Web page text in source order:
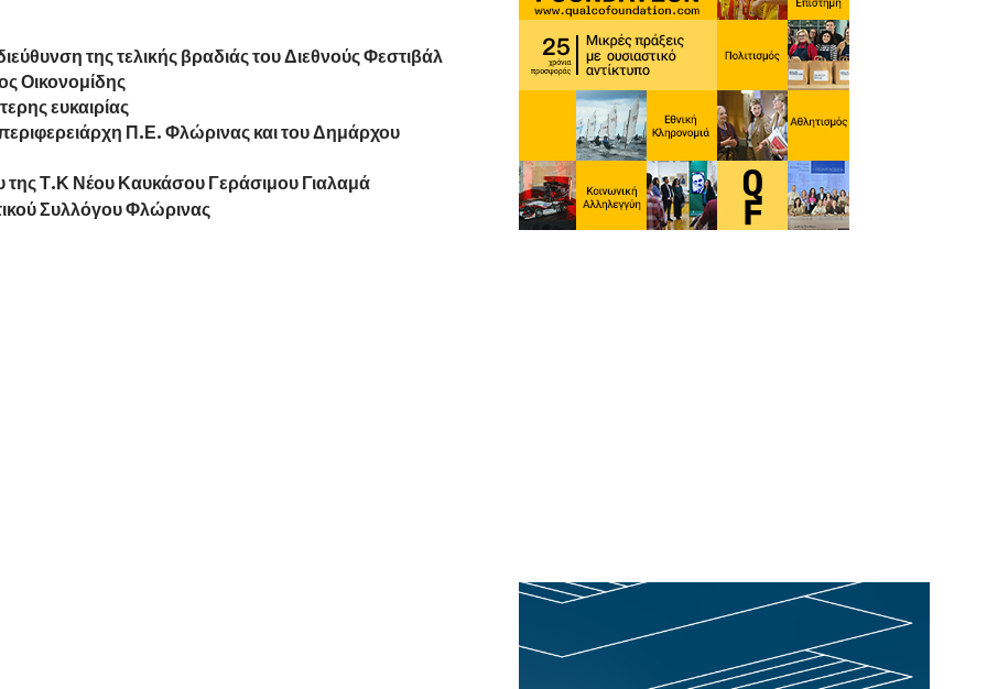
της τελικής βραδιάς του Διεθνούς Φεστιβάλ
Οικονομίδης
ευκαιρίας
Π.Ε. Φλώρινας και του Δημάρχου
της Τ.Κ Νέου Καυκάσου Γεράσιμου Γιαλαμά
Συλλόγου Φλώρινας